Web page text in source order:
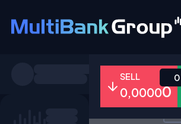
Todo Forex
SELL
0,00000
0